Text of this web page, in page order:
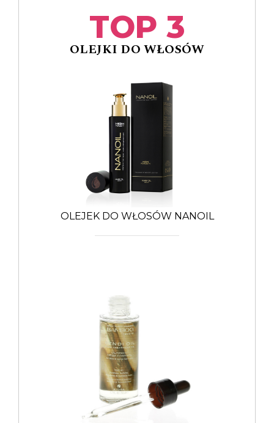
TOP 3
OLEJKI DO WŁOSÓW
OLEJEK DO WŁOSÓW NANOIL